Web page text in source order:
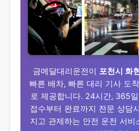
금메달대리운전이 포천시 화
빠른 배차, 빠른 대리 기사 도
로 제공합니다. 24시간, 365
접수부터 완료까지 전문 상담
지고 관제하는 안전 운전 서비